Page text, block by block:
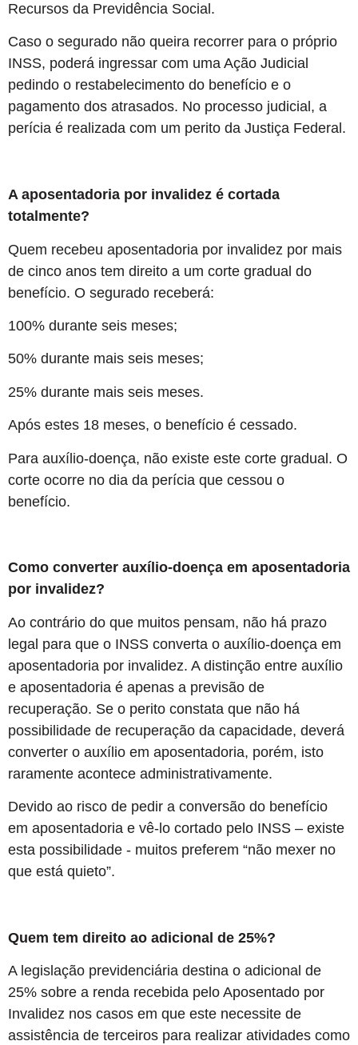
Recursos da Previdência Social.
Caso o segurado não queira recorrer para o próprio
INSS, poderá ingressar com uma Ação Judicial
pedindo o restabelecimento do benefício e o
pagamento dos atrasados. No processo judicial, a
perícia é realizada com um perito da Justiça Federal.
A aposentadoria por invalidez é cortada
totalmente?
Quem recebeu aposentadoria por invalidez por mais
de cinco anos tem direito a um corte gradual do
benefício. O segurado receberá:
100% durante seis meses;
50% durante mais seis meses;
25% durante mais seis meses.
Após estes 18 meses, o benefício é cessado.
Para auxílio-doença, não existe este corte gradual. O
corte ocorre no dia da perícia que cessou o
benefício.
Como converter auxílio-doença em aposentadoria
por invalidez?
Ao contrário do que muitos pensam, não há prazo
legal para que o INSS converta o auxílio-doença em
aposentadoria por invalidez. A distinção entre auxílio
e aposentadoria é apenas a previsão de
recuperação. Se o perito constata que não há
possibilidade de recuperação da capacidade, deverá
converter o auxílio em aposentadoria, porém, isto
raramente acontece administrativamente.
Devido ao risco de pedir a conversão do benefício
em aposentadoria e vê-lo cortado pelo INSS – existe
esta possibilidade - muitos preferem “não mexer no
que está quieto”.
Quem tem direito ao adicional de 25%?
A legislação previdenciária destina o adicional de
25% sobre a renda recebida pelo Aposentado por
Invalidez nos casos em que este necessite de
assistência de terceiros para realizar atividades como